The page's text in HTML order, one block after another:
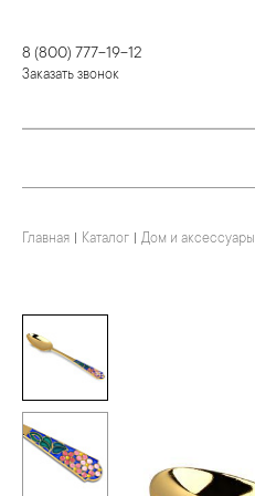
8 (800) 777-19-12
Заказать звонок
КОЛЬЦА
БРОШИ
ЦЕПИ
СТОЛОВЫЕ ПРИБОРЫ
ДЛЯ КОФЕ
ДЕТЯМ
КОЛЬЦА
КОЛЬЕ И ПОДВЕСКИ
КАМНЕРЕЗНОЕ
ИСКУССТВО
Главная Каталог Дом и аксессуары